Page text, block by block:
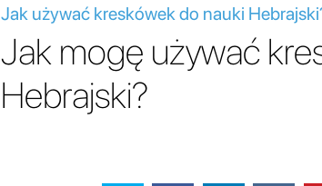
Jak używać kreskówek do nauki
Jak mogę używać
Hebrajski?